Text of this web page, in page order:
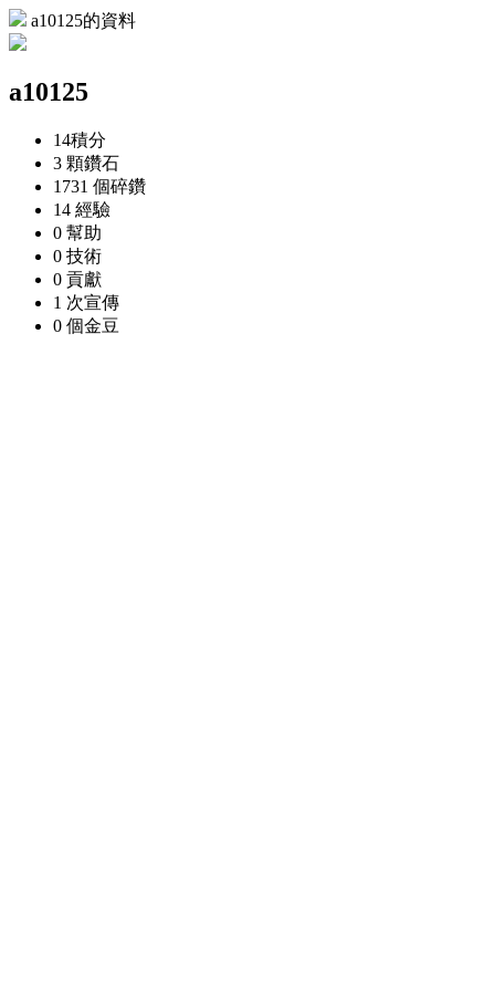
a10125的資料
a10125
14積分
3 顆鑽石
1731 個碎鑽
14 經驗
0 幫助
0 技術
0 貢獻
1 次宣傳
0 個金豆